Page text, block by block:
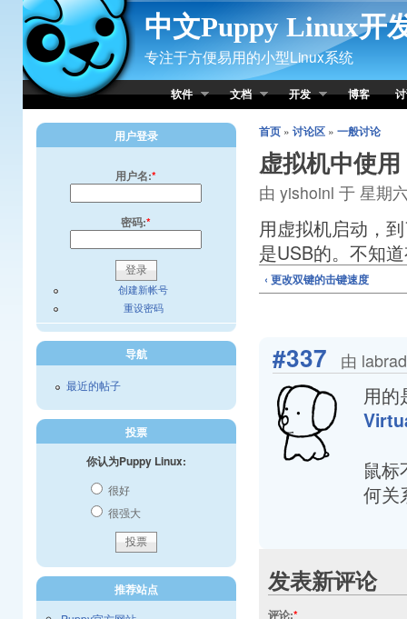
Skip to Content
中文Puppy Linux开
专注于方便易用的小型Linux系统
软件 文档 开发 博客
首页» 讨论区» 一般讨论
虚拟机中使
由 yishoinl 于 星期
用虚拟机启动，
是USB的。不知
‹ 更改双键的击键速度
#337 由
用的
鼠标
何关
发表新评论
评论:*
用户登录
用户名:*
密码:*
创建新帐号
重设密码
导航
最近的帖子
投票
你认为Puppy Linux:
很好
很强大
推荐站点